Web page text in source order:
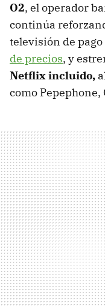
O2, el operador
continúa
televisión de pago
de precios, y
Netflix incluido,
como Pepephone,